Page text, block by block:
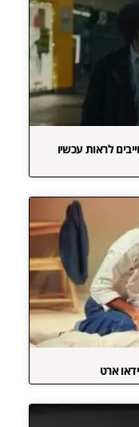
לראות עכשיו
ארט